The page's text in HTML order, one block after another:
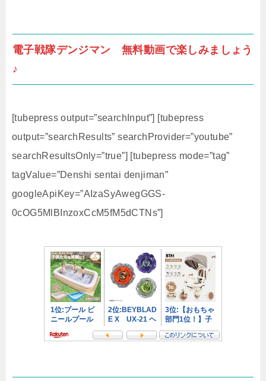
電子戦隊デンジマン 無料動画で楽しみましょう
♪
[tubepress output=”searchInput”] [tubepress
output=”searchResults” searchProvider=”youtube”
searchResultsOnly=”true”] [tubepress mode=”tag”
tagValue=”Denshi sentai denjiman”
googleApiKey=”AIzaSyAwegGGS-
0cOG5MlBInzoxCcM5fM5dCTNs”]